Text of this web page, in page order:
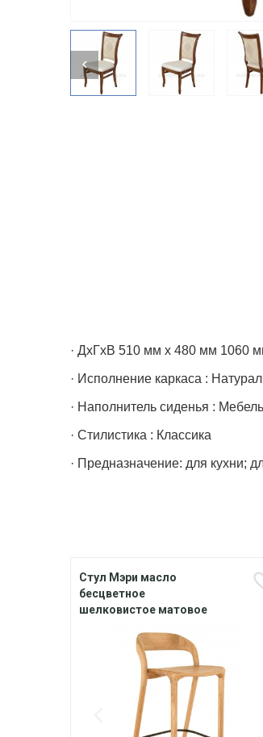
· ДхГхВ 510 мм х 480 мм 1060
· Исполнение каркаса :
· Наполнитель сиденья :
· Стилистика : Классика
· Предназначение: для кухни;
Стул Мэри масло
бесцветное
шелковистое матовое